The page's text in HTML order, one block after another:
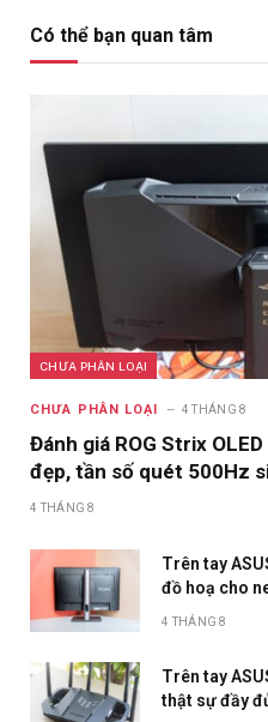
Có thể bạn quan tâm
CHƯA PHÂN LOẠI
CHƯA PHÂN LOẠI 4 THÁNG 8
Đánh giá ROG Strix
đẹp, tần số quét 500Hz
4 THÁNG 8
Trên tay
đồ hoạ cho
4 THÁNG 8
Trên tay
thật sự đầy